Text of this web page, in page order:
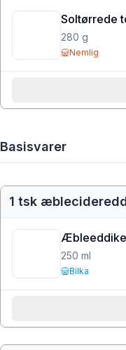
Soltørrede
280 g
Nemlig
Basisvarer
1 tsk
250 ml
Bilka